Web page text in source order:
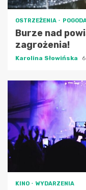
OSTRZEŻENIA
Burze nad
zagrożenia!
Karolina Słowińska
KINO WYDARZENIA